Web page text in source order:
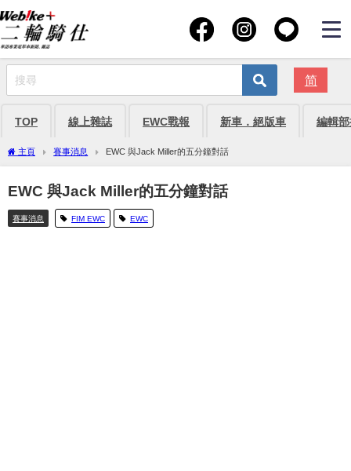
简
TOP 線上雜誌 EWC戰報 新車．絕版車 編輯
主頁 賽事消息 EWC 與Jack Miller的五分鐘對話
EWC 與Jack Miller的五分鐘對話
賽事消息 FIM EWC EWC